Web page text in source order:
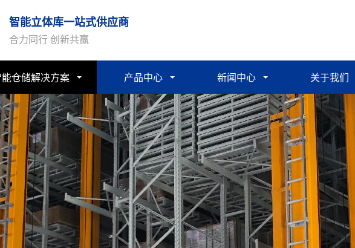
智能立体库一站式供应商
合力同行 创新共赢
仓储解决方案 产品中心 新闻中心 关于我们